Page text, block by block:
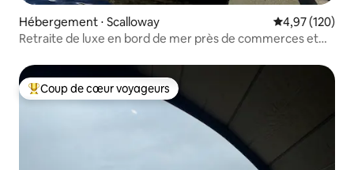
Hébergement ⋅ Scalloway Évaluation
4,97 (120)
Retraite de luxe en bord de mer près de commerces et
Coups de cœur voyageurs les plus appréciés
Coup de cœur voyageurs